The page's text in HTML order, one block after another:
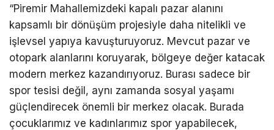
“Piremir Mahallemizdeki kapalı pazar alanını
kapsamlı bir dönüşüm projesiyle daha nitelikli ve
işlevsel yapıya kavuşturuyoruz. Mevcut pazar ve
otopark alanlarını koruyarak, bölgeye değer katacak
modern merkez kazandırıyoruz. Burası sadece bir
spor tesisi değil, aynı zamanda sosyal yaşamı
güçlendirecek önemli bir merkez olacak. Burada
çocuklarımız ve kadınlarımız spor yapabilecek,